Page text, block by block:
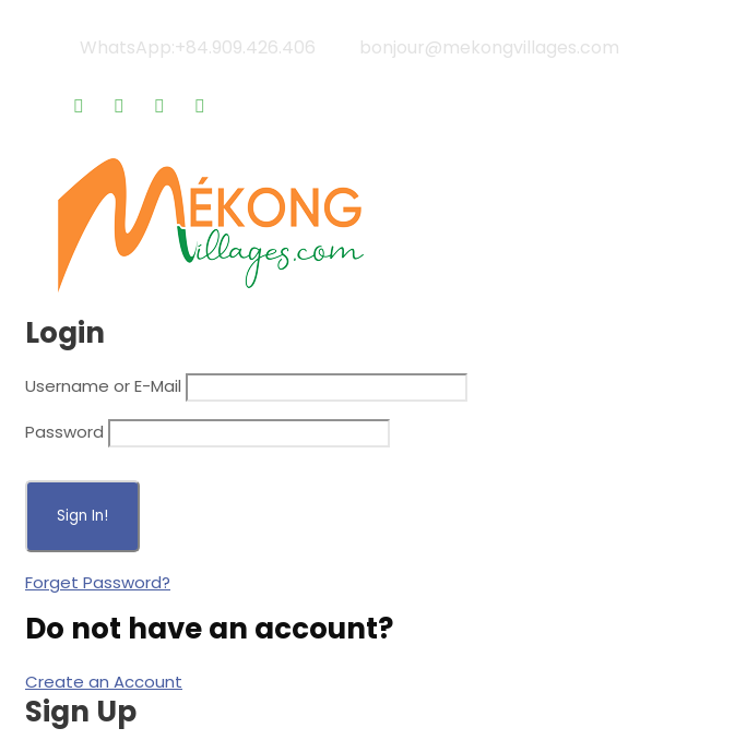
WhatsApp:+84.909.426.406
bonjour@mekongvillages.com
Login
Username or E-Mail
Password
Forget Password?
Do not have an account?
Create an Account
Sign Up